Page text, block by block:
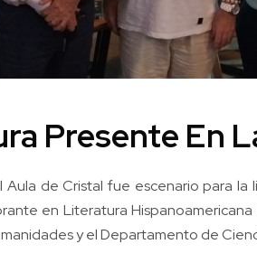
Presente En
de Cristal fue escenario para
en Literatura
y el Departamento de